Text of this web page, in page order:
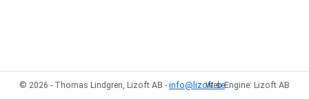
© 2026 - Thomas Lindgren, Lizoft AB - info@lizoft.seWeb Engine: Lizoft AB